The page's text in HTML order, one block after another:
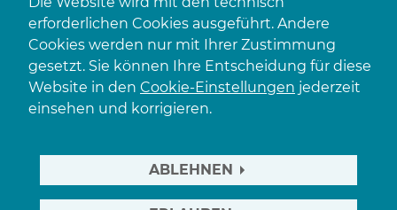
erforderlichen Cookies ausgeführt. Andere
Cookies werden nur mit Ihrer Zustimmung
gesetzt. Sie können Ihre Entscheidung für diese
Website in den Cookie-Einstellungen jederzeit
einsehen und korrigieren.
ABLEHNEN